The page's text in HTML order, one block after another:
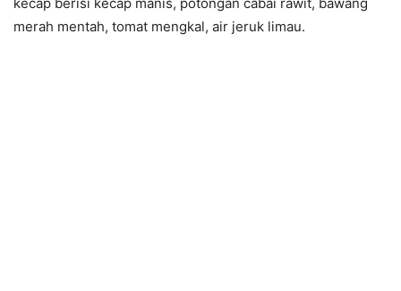
kecap berisi kecap manis, potongan cabai rawit, bawang
merah mentah, tomat mengkal, air jeruk limau.